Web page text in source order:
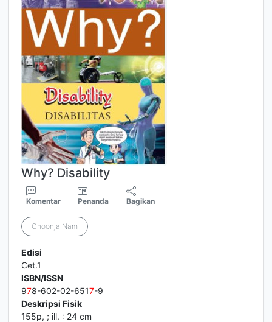
Why? Disability
Komentar Penanda Bagikan
Choonja Nam
Edisi
Cet.1
ISBN/ISSN
978-602-02-6517-9
Deskripsi Fisik
155p, ; ill. : 24 cm